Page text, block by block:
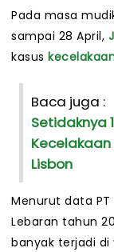
Pada masa
sampai 28 April,
kasus
Baca juga :
Setidaknya
Lisbon
Menurut data PT
Lebaran tahun
banyak terjadi di